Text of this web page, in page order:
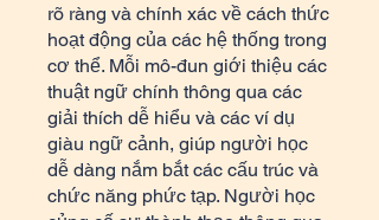
rõ ràng và chính xác về cách thức
hoạt động của các hệ thống trong
cơ thể. Mỗi mô-đun giới thiệu các
thuật ngữ chính thông qua các
giải thích dễ hiểu và các ví dụ
giàu ngữ cảnh, giúp người học
dễ dàng nắm bắt các cấu trúc và
chức năng phức tạp. Người học